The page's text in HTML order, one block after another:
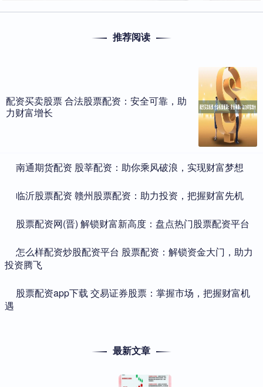
推荐阅读
配资买卖股票 合法股票配资：安全可靠，助
力财富增长
​南通期货配资 股莘配资：助你乘风破浪，实现财富梦想
​临沂股票配资 赣州股票配资：助力投资，把握财富先机
​股票配资网(晋) 解锁财富新高度：盘点热门股票配资平台
​怎么样配资炒股配资平台 股票配资：解锁资金大门，助力
投资腾飞
​股票配资app下载 交易证券股票：掌握市场，把握财富机
遇
最新文章